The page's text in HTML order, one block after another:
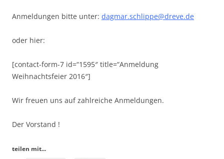
Anmeldungen bitte unter: dagmar.schlippe@dreve.de
oder hier:
[contact-form-7 id=“1595″ title=“Anmeldung
Weihnachtsfeier 2016″]
Wir freuen uns auf zahlreiche Anmeldungen.
Der Vorstand !
teilen mit...